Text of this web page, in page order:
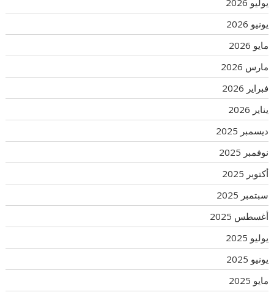
يوليو 2026
يونيو 2026
مايو 2026
مارس 2026
فبراير 2026
يناير 2026
ديسمبر 2025
نوفمبر 2025
أكتوبر 2025
سبتمبر 2025
أغسطس 2025
يوليو 2025
يونيو 2025
مايو 2025